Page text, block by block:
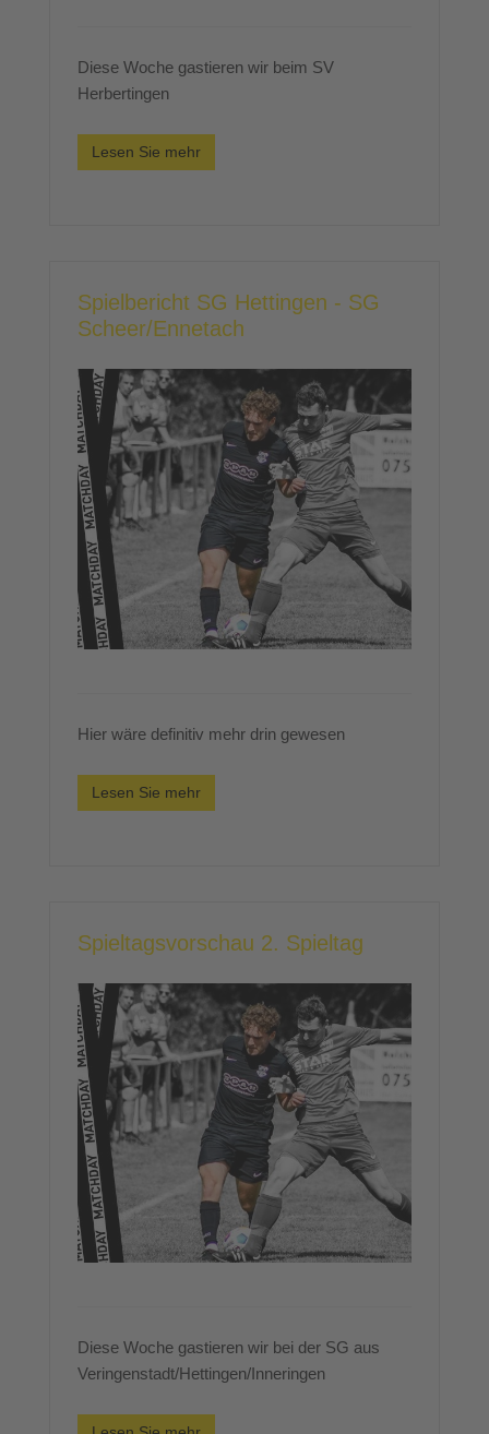
Diese Woche gastieren wir beim SV
Herbertingen
Lesen Sie mehr
Spielbericht SG Hettingen - SG
Scheer/Ennetach
Hier wäre definitiv mehr drin gewesen
Lesen Sie mehr
Spieltagsvorschau 2. Spieltag
Diese Woche gastieren wir bei der SG aus
Veringenstadt/Hettingen/Inneringen